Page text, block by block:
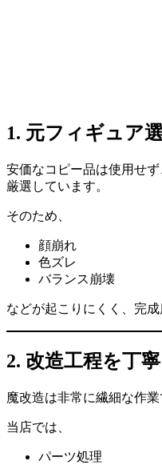
1. 元フィギュア
安価なコピー品は使用せ
厳選しています。
そのため、
顔崩れ
色ズレ
バランス崩壊
などが起こりにくく、完成
2. 改造工程を丁
魔改造は非常に繊細な作業
当店では、
パーツ処理